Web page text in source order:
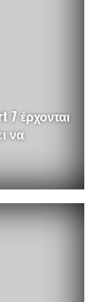
7 έρχονται
να